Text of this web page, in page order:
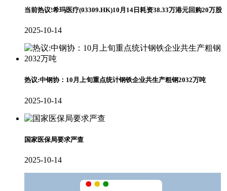
当前热议!希玛医疗(03309.HK)10月14日耗资38.33万港元回购20万股
2025-10-14
热议:中钢协：10月上旬重点统计钢铁企业共生产粗钢2032万吨
2025-10-14
国家医保局要求严查
2025-10-14